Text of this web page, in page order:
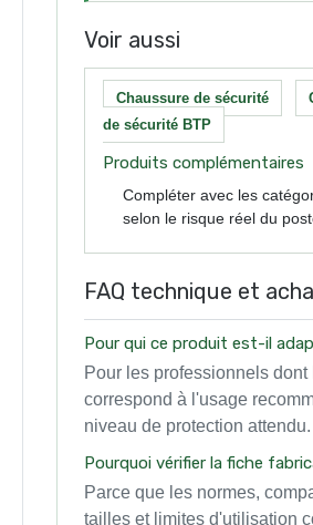
Voir aussi
Chaussure de sécurité
de sécurité BTP
Produits complémentaires
Compléter avec les
selon le risque réel du
FAQ technique et
Pour qui ce produit est-il
Pour les professionnels dont
correspond à l'usage
niveau de protection attendu.
Pourquoi vérifier la fiche
Parce que les normes,
tailles et limites d'utilisation